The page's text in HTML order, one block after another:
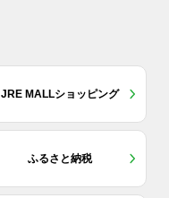
JRE MALLショッピング
ふるさと納税